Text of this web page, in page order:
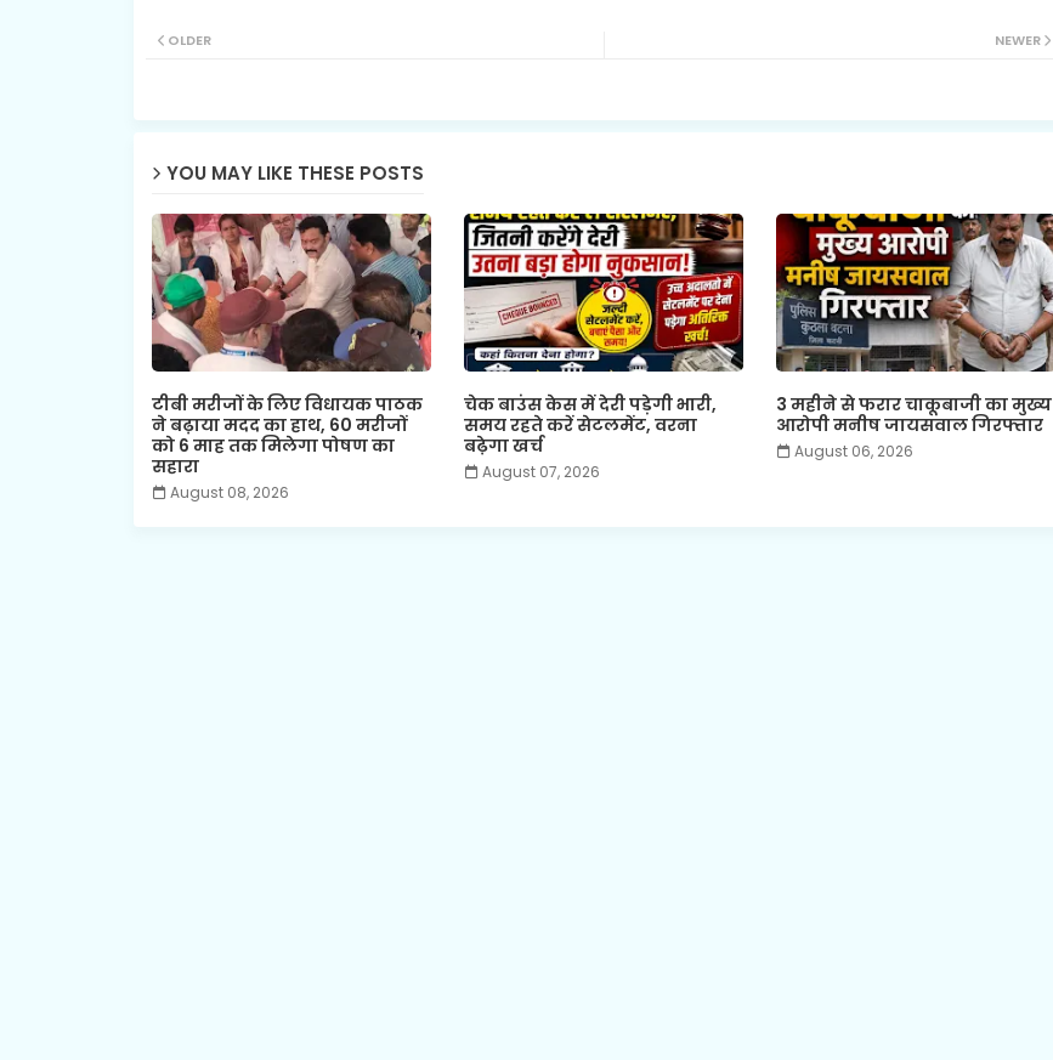
NEWER
OLDER
YOU MAY LIKE THESE POSTS
टीबी मरीजों के लिए विधायक पाठक
ने बढ़ाया मदद का हाथ, 60 मरीजों
को 6 माह तक मिलेगा पोषण का
सहारा
August 08, 2026
चेक बाउंस केस में देरी पड़ेगी भारी,
समय रहते करें सेटलमेंट, वरना
बढ़ेगा खर्च
August 07, 2026
3 महीने से फरार चाकूबाजी का मुख्य
आरोपी मनीष जायसवाल गिरफ्तार
August 06, 2026